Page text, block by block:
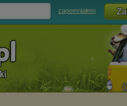
zapomniałem